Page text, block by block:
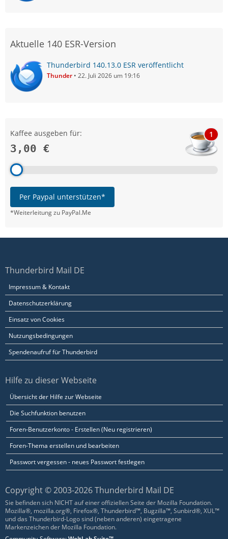
Aktuelle 140 ESR-Version
Thunderbird 140.13.0 ESR veröffentlicht
Thunder 22. Juli 2026 um 19:16
Kaffee ausgeben für:
3,00 €
1
Per Paypal unterstützen*
*Weiterleitung zu PayPal.Me
Thunderbird Mail DE
Impressum & Kontakt
Datenschutzerklärung
Einsatz von Cookies
Nutzungsbedingungen
Spendenaufruf für Thunderbird
Hilfe zu dieser Webseite
Übersicht der Hilfe zur Webseite
Die Suchfunktion benutzen
Foren-Benutzerkonto - Erstellen (Neu registrieren)
Foren-Thema erstellen und bearbeiten
Passwort vergessen - neues Passwort festlegen
Copyright © 2003-2026 Thunderbird Mail DE
Sie befinden sich NICHT auf einer offiziellen Seite der Mozilla Foundation.
Mozilla®, mozilla.org®, Firefox®, Thunderbird™, Bugzilla™, Sunbird®, XUL™
und das Thunderbird-Logo sind (neben anderen) eingetragene
Markenzeichen der Mozilla Foundation.